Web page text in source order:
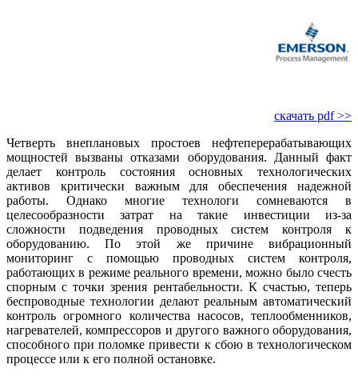
скачать pdf >>
Четверть внеплановых простоев нефтеперерабатывающих
мощностей вызваны отказами оборудования. Данный факт
делает контроль состояния основных технологических
активов критически важным для обеспечения надежной
работы. Однако многие технологи сомневаются в
целесообразности затрат на такие инвестиции из-за
сложности подведения проводных систем контроля к
оборудованию. По этой же причине вибрационный
мониторинг с помощью проводных систем контроля,
работающих в режиме реального времени, можно было счесть
спорным с точки зрения рентабельности. К счастью, теперь
беспроводные технологии делают реальным автоматический
контроль огромного количества насосов, теплообменников,
нагревателей, компрессоров и другого важного оборудования,
способного при поломке привести к сбою в технологическом
процессе или к его полной остановке.